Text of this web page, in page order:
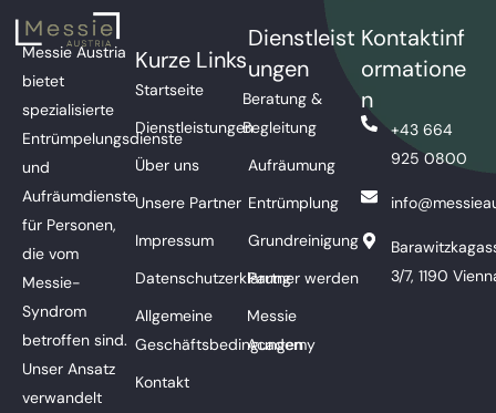
Messie Austria
bietet
spezialisierte
Entrümpelungsdienste
und
Aufräumdienste
für Personen,
die vom
Messie-
Syndrom
betroffen sind.
Unser Ansatz
verwandelt
Kurze Links
Startseite
Dienstleistungen
Über uns
Unsere Partner
Impressum
Datenschutzerklärung
Allgemeine
Geschäftsbedingungen
Kontakt
Dienstleist
ungen
Beratung &
Begleitung
Aufräumung
Entrümplung
Grundreinigung
Partner werden
Messie
Academy
Kontaktinf
ormatione
n
+43 664
925 0800
3/7, 1190